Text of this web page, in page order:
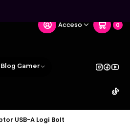
Acceso 0
Blog Gamer
USB-A Logi Bolt